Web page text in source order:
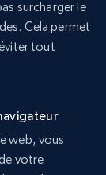
surcharger le
Cela permet
tout
web, vous
votre